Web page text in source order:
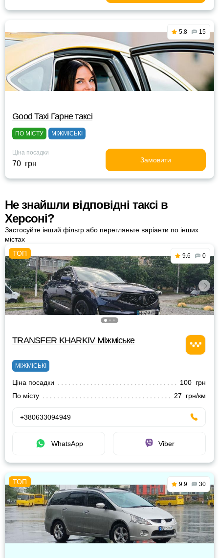
5.8 15
Good Taxi Гарне таксi
ПО МІСТУ МІЖМІСЬКІ
Ціна посадки
70 грн Замовити
Не знайшли відповідні таксі в
Херсоні?
Застосуйте інший фільтр або перегляньте варіанти по інших
містах
9.6 0
TRANSFER KHARKIV Міжміське
МІЖМІСЬКІ
Ціна посадки
100 грн
По місту
27 грн/км
+380633094949
WhatsApp Viber
9.9 30